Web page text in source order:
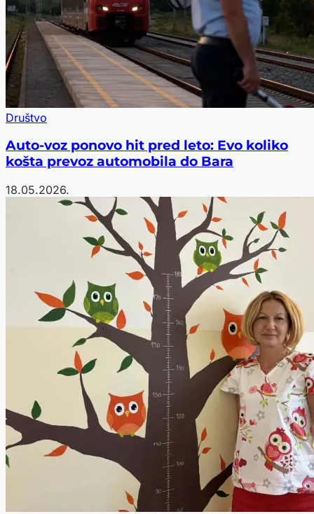
Društvo
Auto-voz ponovo hit pred leto: Evo koliko
košta prevoz automobila do Bara
18.05.2026.